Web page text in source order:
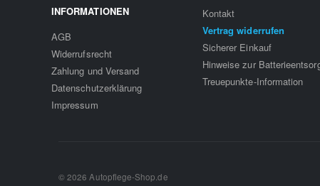
INFORMATIONEN
AGB
Widerrufsrecht
Zahlung und Versand
Datenschutzerklärung
Impressum
Kontakt
Vertrag widerrufen
Sicherer Einkauf
Hinweise zur
Treuepunkte-Information
© 2026 Autopflege-Shop.de